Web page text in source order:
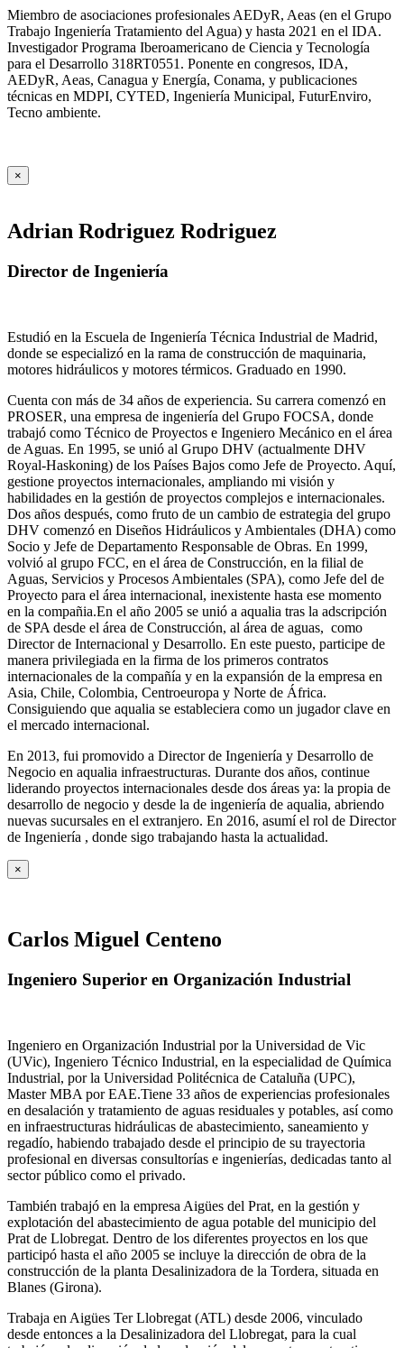
Miembro de asociaciones profesionales AEDyR, Aeas (en el Grupo
Trabajo Ingeniería Tratamiento del Agua) y hasta 2021 en el IDA.
Investigador Programa Iberoamericano de Ciencia y Tecnología
para el Desarrollo 318RT0551. Ponente en congresos, IDA,
AEDyR, Aeas, Canagua y Energía, Conama, y publicaciones
técnicas en MDPI, CYTED, Ingeniería Municipal, FuturEnviro,
Tecno ambiente.
×
Adrian Rodriguez Rodriguez
Director de Ingeniería
Estudió en la Escuela de Ingeniería Técnica Industrial de Madrid,
donde se especializó en la rama de construcción de maquinaria,
motores hidráulicos y motores térmicos. Graduado en 1990.
Cuenta con más de 34 años de experiencia. Su carrera comenzó en
PROSER, una empresa de ingeniería del Grupo FOCSA, donde
trabajó como Técnico de Proyectos e Ingeniero Mecánico en el área
de Aguas. En 1995, se unió al Grupo DHV (actualmente DHV
Royal-Haskoning) de los Países Bajos como Jefe de Proyecto. Aquí,
gestione proyectos internacionales, ampliando mi visión y
habilidades en la gestión de proyectos complejos e internacionales.
Dos años después, como fruto de un cambio de estrategia del grupo
DHV comenzó en Diseños Hidráulicos y Ambientales (DHA) como
Socio y Jefe de Departamento Responsable de Obras. En 1999,
volvió al grupo FCC, en el área de Construcción, en la filial de
Aguas, Servicios y Procesos Ambientales (SPA), como Jefe del de
Proyecto para el área internacional, inexistente hasta ese momento
en la compañia.En el año 2005 se unió a aqualia tras la adscripción
de SPA desde el área de Construcción, al área de aguas, como
Director de Internacional y Desarrollo. En este puesto, participe de
manera privilegiada en la firma de los primeros contratos
internacionales de la compañía y en la expansión de la empresa en
Asia, Chile, Colombia, Centroeuropa y Norte de África.
Consiguiendo que aqualia se estableciera como un jugador clave en
el mercado internacional.
En 2013, fui promovido a Director de Ingeniería y Desarrollo de
Negocio en aqualia infraestructuras. Durante dos años, continue
liderando proyectos internacionales desde dos áreas ya: la propia de
desarrollo de negocio y desde la de ingeniería de aqualia, abriendo
nuevas sucursales en el extranjero. En 2016, asumí el rol de Director
de Ingeniería , donde sigo trabajando hasta la actualidad.
×
Carlos Miguel Centeno
Ingeniero Superior en Organización Industrial
Ingeniero en Organización Industrial por la Universidad de Vic
(UVic), Ingeniero Técnico Industrial, en la especialidad de Química
Industrial, por la Universidad Politécnica de Cataluña (UPC),
Master MBA por EAE.Tiene 33 años de experiencias profesionales
en desalación y tratamiento de aguas residuales y potables, así como
en infraestructuras hidráulicas de abastecimiento, saneamiento y
regadío, habiendo trabajado desde el principio de su trayectoria
profesional en diversas consultorías e ingenierías, dedicadas tanto al
sector público como el privado.
También trabajó en la empresa Aigües del Prat, en la gestión y
explotación del abastecimiento de agua potable del municipio del
Prat de Llobregat. Dentro de los diferentes proyectos en los que
participó hasta el año 2005 se incluye la dirección de obra de la
construcción de la planta Desalinizadora de la Tordera, situada en
Blanes (Girona).
Trabaja en Aigües Ter Llobregat (ATL) desde 2006, vinculado
desde entonces a la Desalinizadora del Llobregat, para la cual